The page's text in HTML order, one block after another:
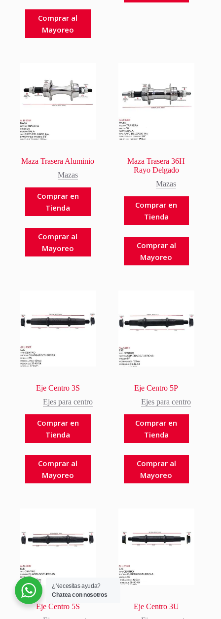
Comprar al
Mayoreo
Maza Trasera Aluminio
Mazas
Comprar en
Tienda
Comprar al
Mayoreo
Maza Trasera 36H
Rayo Delgado
Mazas
Comprar en
Tienda
Comprar al
Mayoreo
Eje Centro 3S
Ejes para centro
Comprar en
Tienda
Comprar al
Mayoreo
Eje Centro 5P
Ejes para centro
Comprar en
Tienda
Comprar al
Mayoreo
Eje Centro 5S
Eje Centro 3U
¿Necesitas ayuda?
Chatea con nosotros